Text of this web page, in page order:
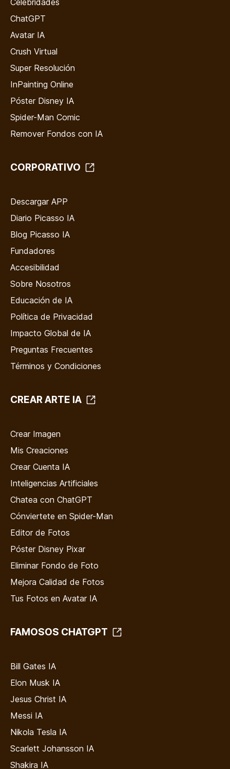
Celebridades
ChatGPT
Avatar IA
Crush Virtual
Super Resolución
InPainting Online
Póster Disney IA
Spider-Man Comic
Remover Fondos con IA
CORPORATIVO
Descargar APP
Diario Picasso IA
Blog Picasso IA
Fundadores
Accesibilidad
Sobre Nosotros
Educación de IA
Política de Privacidad
Impacto Global de IA
Preguntas Frecuentes
Términos y Condiciones
CREAR ARTE IA
Crear Imagen
Mis Creaciones
Crear Cuenta IA
Inteligencias Artificiales
Chatea con ChatGPT
Cónviertete en Spider-Man
Editor de Fotos
Póster Disney Pixar
Eliminar Fondo de Foto
Mejora Calidad de Fotos
Tus Fotos en Avatar IA
FAMOSOS CHATGPT
Bill Gates IA
Elon Musk IA
Jesus Christ IA
Messi IA
Nikola Tesla IA
Scarlett Johansson IA
Shakira IA